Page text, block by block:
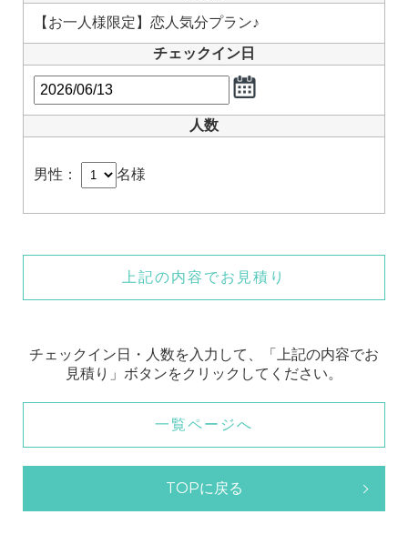
【お一人様限定】恋人気分プラン♪
チェックイン日
人数
男性： 名様
上記の内容でお見積り
チェックイン日・人数を入力して、「上記の内容でお
見積り」ボタンをクリックしてください。
一覧ページへ
TOPに戻る